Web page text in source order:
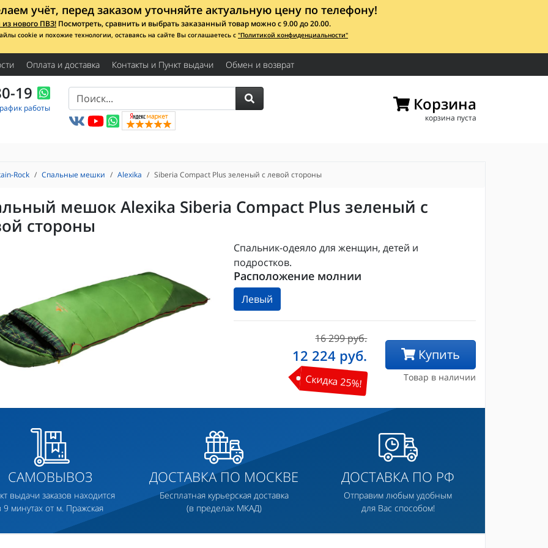
учёт, перед заказом уточняйте актуальную цену по телефону!
нового ПВЗ! Посмотреть, сравнить и выбрать заказанный товар можно с 9.00 до 20.00.
cookie и похожие технологии, оставаясь на сайте Вы соглашаетесь с "Политикой конфиденциальности"
Оплата и доставка Контакты и Пункт выдачи Обмен и возврат
19
работы Корзина
корзина пуста
Rock Спальные мешки Alexika Siberia Compact Plus зеленый с левой стороны
мешок Alexika Siberia Compact Plus зеленый с
стороны
Спальник-одеяло для женщин, детей и
подростков.
Расположение молнии
Левый
16 299 руб.
12 224 руб.
Скидка 25%!
Купить
Товар в наличии
САМОВЫВОЗ
выдачи заказов находится
9 минутах от м. Пражская
ДОСТАВКА ПО МОСКВЕ
Бесплатная курьерская доставка
(в пределах МКАД)
ДОСТАВКА ПО РФ
Отправим любым удобным
для Вас способом!